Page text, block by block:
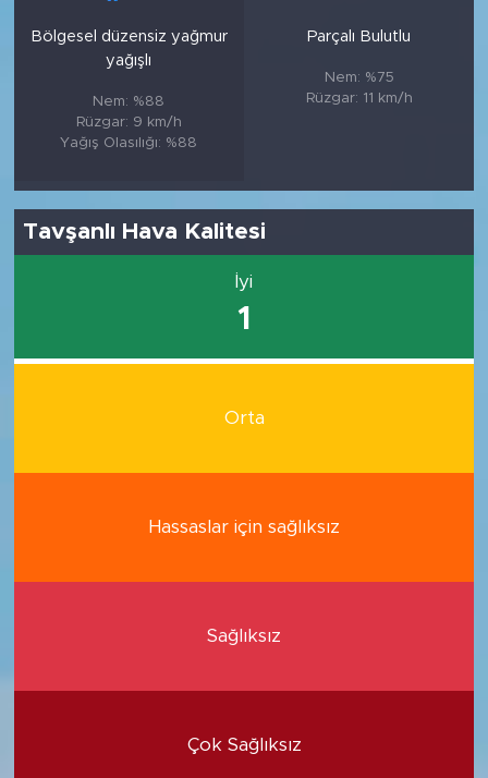
Bölgesel düzensiz yağmur
yağışlı
Nem: %88
Rüzgar: 9 km/h
Yağış Olasılığı: %88
Parçalı Bulutlu
Nem: %75
Rüzgar: 11 km/h
Tavşanlı Hava Kalitesi
İyi
1
Orta
Hassaslar için sağlıksız
Sağlıksız
Çok Sağlıksız